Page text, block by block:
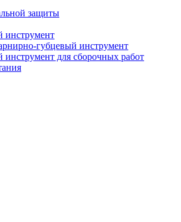
защиты
инструмент
губцевый инструмент
для сборочных работ